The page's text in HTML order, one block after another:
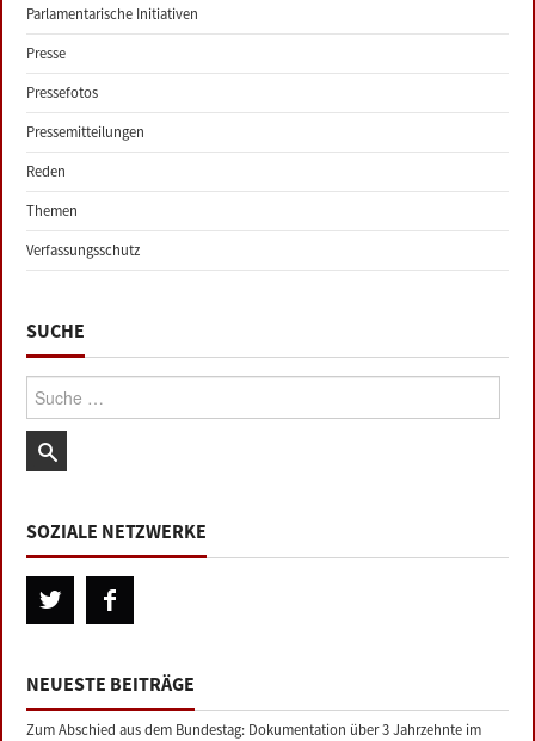
Parlamentarische Initiativen
Presse
Pressefotos
Pressemitteilungen
Reden
Themen
Verfassungsschutz
SUCHE
Suche:
SOZIALE NETZWERKE
NEUESTE BEITRÄGE
Zum Abschied aus dem Bundestag: Dokumentation über 3 Jahrzehnte im